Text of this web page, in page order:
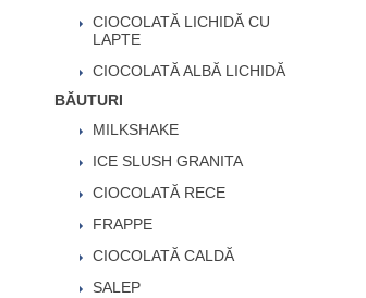
CIOCOLATĂ LICHIDĂ CU
LAPTE
CIOCOLATĂ ALBĂ LICHIDĂ
BĂUTURI
MILKSHAKE
ICE SLUSH GRANITA
CIOCOLATĂ RECE
FRAPPE
CIOCOLATĂ CALDĂ
SALEP